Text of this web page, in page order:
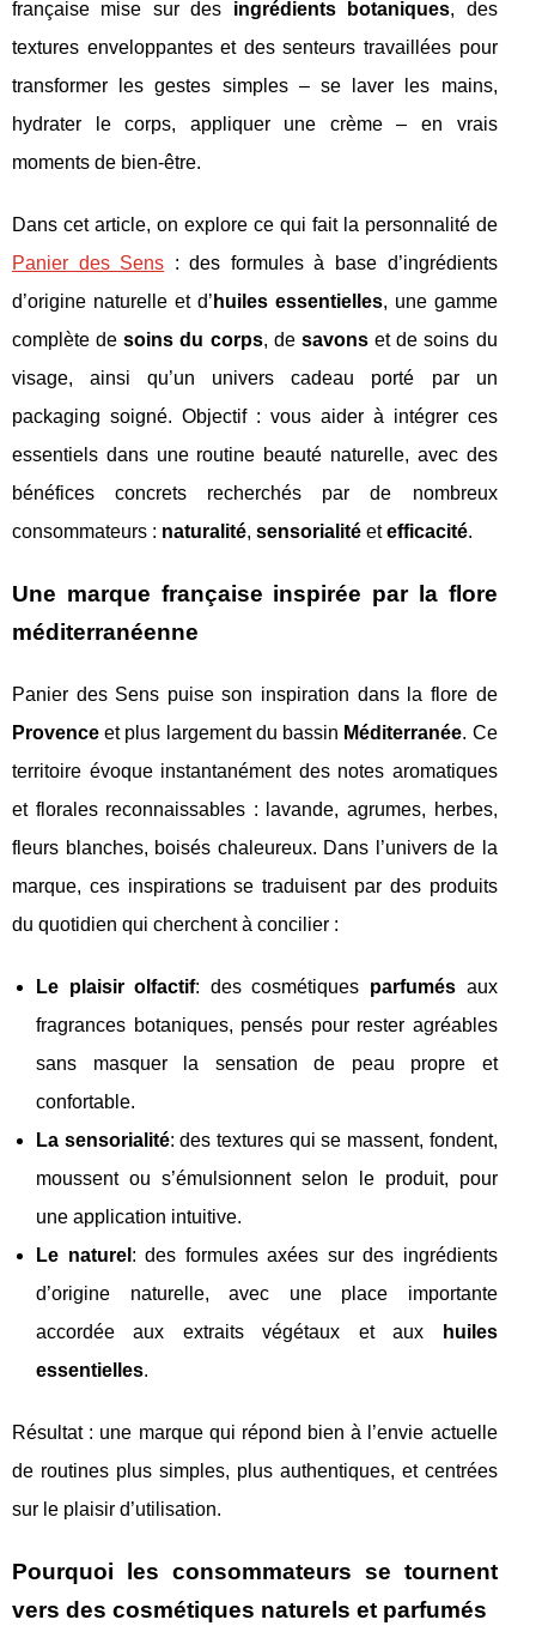
française mise sur des ingrédients botaniques, des
textures enveloppantes et des senteurs travaillées pour
transformer les gestes simples – se laver les mains,
hydrater le corps, appliquer une crème – en vrais
moments de bien-être.
Dans cet article, on explore ce qui fait la personnalité de
Panier des Sens : des formules à base d’ingrédients
d’origine naturelle et d’ huiles essentielles, une gamme
complète desoins du corps, de savonset de soins du
visage, ainsi qu’un univers cadeau porté par un
packaging soigné. Objectif : vous aider à intégrer ces
essentiels dans une routine beauté naturelle, avec des
bénéfices concrets recherchés par de nombreux
consommateurs : naturalité, sensorialité etefficacité.
Une marque française inspirée par la flore
méditerranéenne
Panier des Sens puise son inspiration dans la flore de
Provence et plus largement du bassin Méditerranée. Ce
territoire évoque instantanément des notes aromatiques
et florales reconnaissables : lavande, agrumes, herbes,
fleurs blanches, boisés chaleureux. Dans l’univers de la
marque, ces inspirations se traduisent par des produits
du quotidien qui cherchent à concilier :
Le plaisir olfactif: des cosmétiques parfumés aux
fragrances botaniques, pensés pour rester agréables
sans masquer la sensation de peau propre et
confortable.
La sensorialité: des textures qui se massent, fondent,
moussent ou s’émulsionnent selon le produit, pour
une application intuitive.
Le naturel : des formules axées sur des ingrédients
d’origine naturelle, avec une place importante
accordée aux extraits végétaux et aux
huiles
essentielles.
Résultat : une marque qui répond bien à l’envie actuelle
de routines plus simples, plus authentiques, et centrées
sur le plaisir d’utilisation.
Pourquoi les consommateurs se tournent
vers des cosmétiques naturels et parfumés